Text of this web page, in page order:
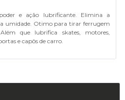
e ação lubrificante. Elimina a
umidade. Otimo para tirar ferrugem
que lubrifica skates, motores,
e capôs de carro.